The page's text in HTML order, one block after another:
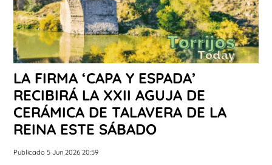
LA FIRMA ‘CAPA Y ESPADA’
RECIBIRÁ LA XXII AGUJA DE
CERÁMICA DE TALAVERA DE LA
REINA ESTE SÁBADO
Publicado 5 Jun 2026 20:59